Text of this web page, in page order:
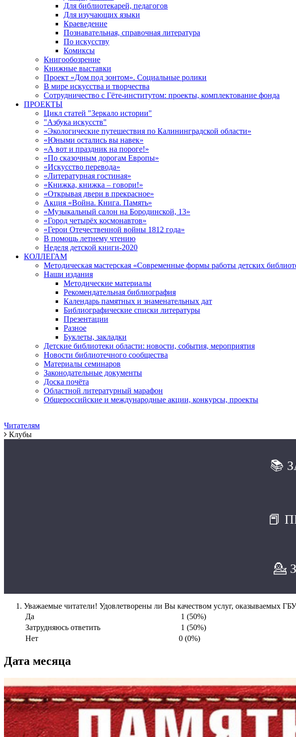
Для библиотекарей, педагогов
Для изучающих языки
Краеведение
Познавательная, справочная литература
По искусству
Комиксы
Книгообозрение
Книжные выставки
Проект «Дом под зонтом». Социальные ролики
В мире искусства и творчества
Сотрудничество с Гёте-институтом: проекты, комплектование фонда
ПРОЕКТЫ
Цикл статей "Зеркало истории"
"Азбука искусств"
«Экологические путешествия по Калининградской области»
«Юными остались вы навек»
«А вот и праздник на пороге!»
«По сказочным дорогам Европы»
«Искусство перевода»
«Литературная гостиная»
«Книжка, книжка – говори!»
«Открывая двери в прекрасное»
Акция «Война. Книга. Память»
«Музыкальный салон на Бородинской, 13»
«Город четырёх космонавтов»
«Герои Отечественной войны 1812 года»
В помощь летнему чтению
Неделя детской книги-2020
КОЛЛЕГАМ
Методическая мастерская «Современные формы работы детских
Наши издания
Методические материалы
Рекомендательная библиография
Календарь памятных и знаменательных дат
Библиографические списки литературы
Презентации
Разное
Буклеты, закладки
Детские библиотеки области: новости, события, мероприятия
Новости библиотечного сообщества
Материалы семинаров
Законодательные документы
Доска почёта
Областной литературный марафон
Общероссийские и международные акции, конкурсы, проекты
Читателям
Клубы
📚
📕
💁
Уважаемые читатели! Удовлетворены ли Вы качеством услуг, оказываемых
Да
1 (50%)
Затрудняюсь ответить
1 (50%)
Нет
0 (0%)
Дата месяца